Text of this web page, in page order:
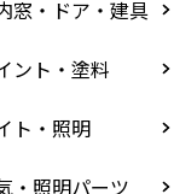
窓・ドア・建具
ント・塗料
ト・照明
・照明パーツ